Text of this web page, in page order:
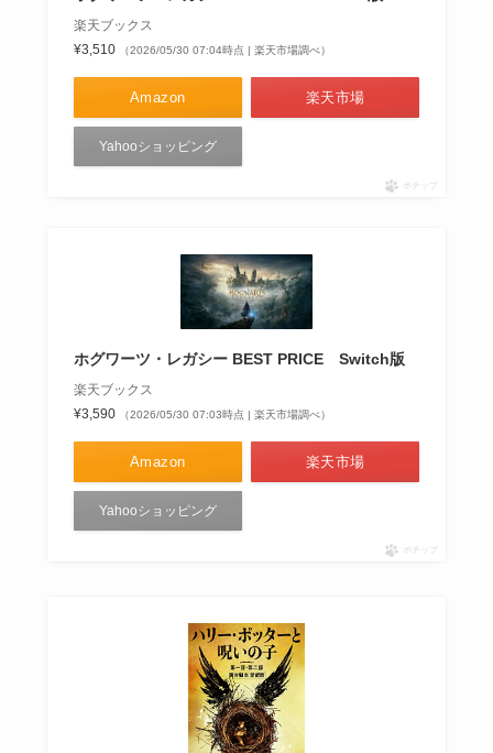
楽天ブックス
¥3,510
（2026/05/30 07:04時点 | 楽天市場調べ）
Amazon 楽天市場
Yahooショッピング
ポチップ
ホグワーツ・レガシー BEST PRICE Switch版
楽天ブックス
¥3,590
（2026/05/30 07:03時点 | 楽天市場調べ）
Amazon 楽天市場
Yahooショッピング
ポチップ